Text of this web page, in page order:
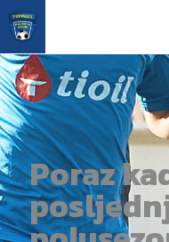
Poraz